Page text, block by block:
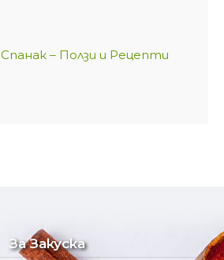
Спанак – Ползи и Рецепти
За Закуска